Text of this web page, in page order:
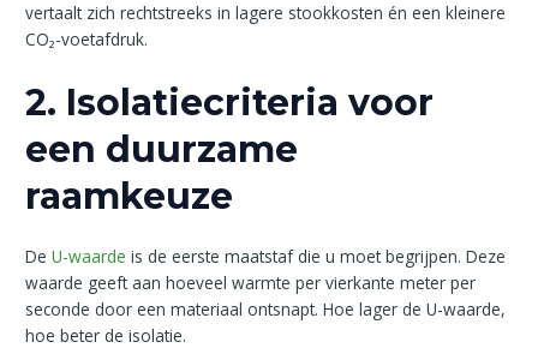
vertaalt zich rechtstreeks in lagere stookkosten én een kleinere
CO₂-voetafdruk.
2. Isolatiecriteria voor
een duurzame
raamkeuze
DeU-waarde is de eerste maatstaf die u moet begrijpen. Deze
waarde geeft aan hoeveel warmte per vierkante meter per
seconde door een materiaal ontsnapt. Hoe lager de U-waarde,
hoe beter de isolatie.